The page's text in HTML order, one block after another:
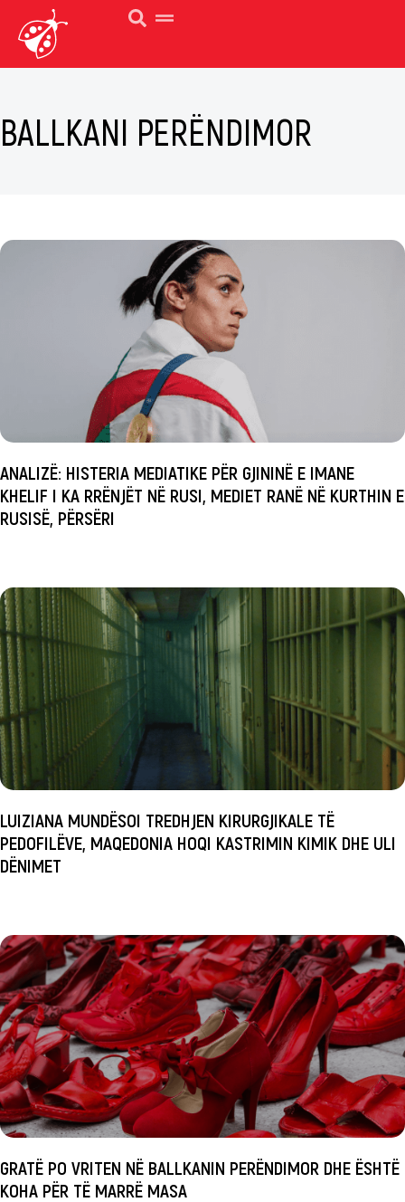
BALLKANI PERËNDIMOR
ANALIZË: HISTERIA MEDIATIKE PËR GJININË E IMANE
KHELIF I KA RRËNJËT NË RUSI, MEDIET RANË NË KURTHIN E
RUSISË, PËRSËRI
LUIZIANA MUNDËSOI TREDHJEN KIRURGJIKALE TË
PEDOFILËVE, MAQEDONIA HOQI KASTRIMIN KIMIK DHE ULI
DËNIMET
GRATË PO VRITEN NË BALLKANIN PERËNDIMOR DHE ËSHTË
KOHA PËR TË MARRË MASA